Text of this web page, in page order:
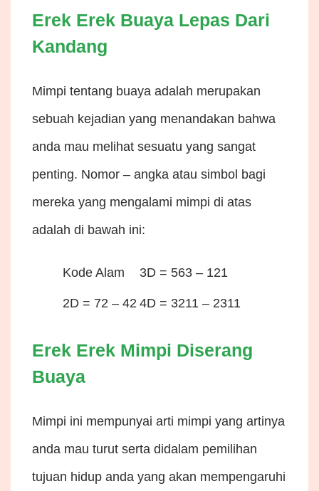
Erek Erek Buaya Lepas Dari
Kandang
Mimpi tentang buaya adalah merupakan
sebuah kejadian yang menandakan bahwa
anda mau melihat sesuatu yang sangat
penting. Nomor – angka atau simbol bagi
mereka yang mengalami mimpi di atas
adalah di bawah ini:
Kode Alam 3D = 563 – 121
2D = 72 – 42 4D = 3211 – 2311
Erek Erek Mimpi Diserang
Buaya
Mimpi ini mempunyai arti mimpi yang artinya
anda mau turut serta didalam pemilihan
tujuan hidup anda yang akan mempengaruhi